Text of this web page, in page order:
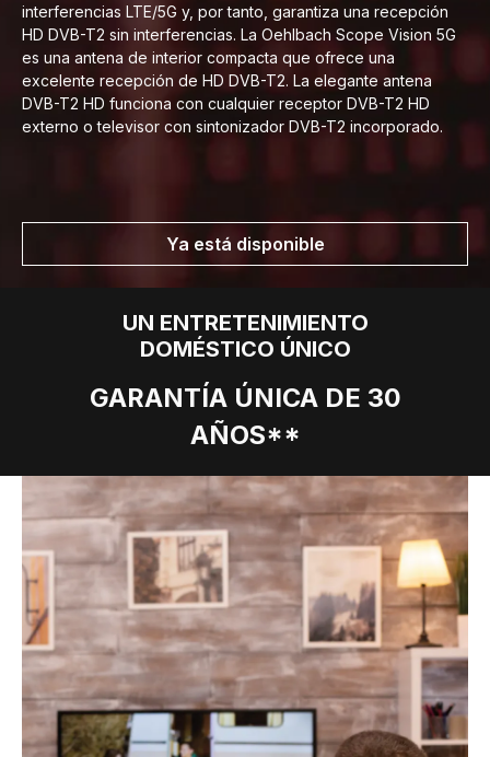
interferencias LTE/5G y, por tanto, garantiza una recepción
HD DVB-T2 sin interferencias. La Oehlbach Scope Vision 5G
es una antena de interior compacta que ofrece una
excelente recepción de HD DVB-T2. La elegante antena
DVB-T2 HD funciona con cualquier receptor DVB-T2 HD
externo o televisor con sintonizador DVB-T2 incorporado.
Ya está disponible
UN ENTRETENIMIENTO
DOMÉSTICO ÚNICO
GARANTÍA ÚNICA DE 30
AÑOS**